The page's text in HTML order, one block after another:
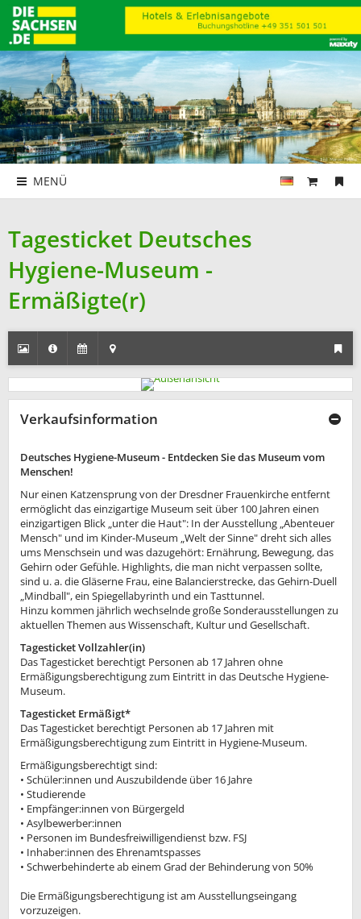
MENÜ
Tagesticket Deutsches
Hygiene-Museum -
Ermäßigte(r)
Verkaufsinformation
Deutsches Hygiene-Museum - Entdecken Sie das Museum vom
Menschen!
Nur einen Katzensprung von der Dresdner Frauenkirche entfernt
ermöglicht das einzigartige Museum seit über 100 Jahren einen
einzigartigen Blick „unter die Haut": In der Ausstellung „Abenteuer
Mensch" und im Kinder-Museum „Welt der Sinne" dreht sich alles
ums Menschsein und was dazugehört: Ernährung, Bewegung, das
Gehirn oder Gefühle. Highlights, die man nicht verpassen sollte,
sind u. a. die Gläserne Frau, eine Balancierstrecke, das Gehirn-Duell
„Mindball", ein Spiegellabyrinth und ein Tasttunnel.
Hinzu kommen jährlich wechselnde große Sonderausstellungen zu
aktuellen Themen aus Wissenschaft, Kultur und Gesellschaft.
Tagesticket Vollzahler(in)
Das Tagesticket berechtigt Personen ab 17 Jahren ohne
Ermäßigungsberechtigung zum Eintritt in das Deutsche Hygiene-
Museum.
Tagesticket Ermäßigt*
Das Tagesticket berechtigt Personen ab 17 Jahren mit
Ermäßigungsberechtigung zum Eintritt in Hygiene-Museum.
Ermäßigungsberechtigt sind:
• Schüler:innen und Auszubildende über 16 Jahre
• Studierende
• Empfänger:innen von Bürgergeld
• Asylbewerber:innen
• Personen im Bundesfreiwilligendienst bzw. FSJ
• Inhaber:innen des Ehrenamtspasses
• Schwerbehinderte ab einem Grad der Behinderung von 50%
Die Ermäßigungsberechtigung ist am Ausstellungseingang
vorzuzeigen.